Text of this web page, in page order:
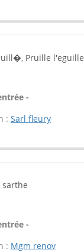
Pruille l'eguille
-
: Sarl fleury
-
: Mgm renov